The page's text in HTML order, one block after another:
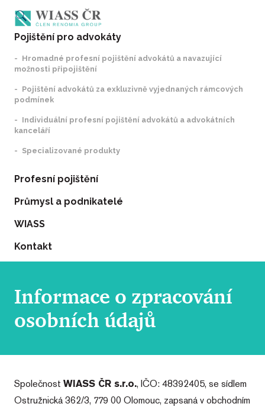
Pojištění pro advokáty
Hromadné profesní pojištění advokátů a navazující
možnosti připojištění
Pojištění advokátů za exkluzivně vyjednaných rámcových
podmínek
Individuální profesní pojištění advokátů a advokátních
kanceláří
Specializované produkty
Profesní pojištění
Průmysl a podnikatelé
WIASS
Kontakt
Informace o zpracování
osobních údajů
Společnost WIASS ČR s.r.o., IČO: 48392405, se sídlem
Ostružnická 362/3, 779 00 Olomouc, zapsaná v obchodním